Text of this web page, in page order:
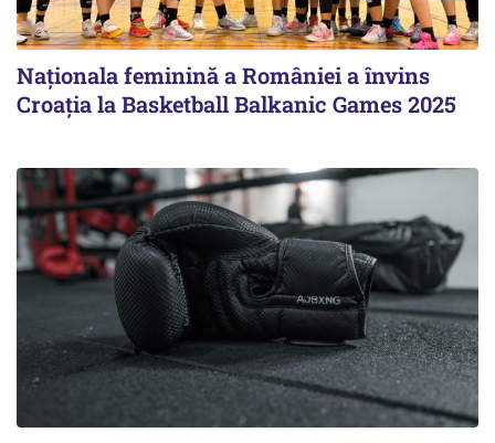
Naționala feminină a României a învins
Croația la Basketball Balkanic Games 2025